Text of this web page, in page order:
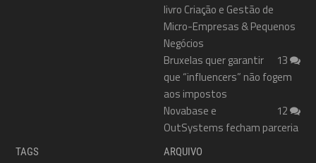
livro Criação e Gestão de
Micro-Empresas & Pequenos
Negócios
13
Bruxelas quer garantir
que “influencers” não fogem
aos impostos
12
Novabase e
OutSystems fecham parceria
TAGS ARQUIVO